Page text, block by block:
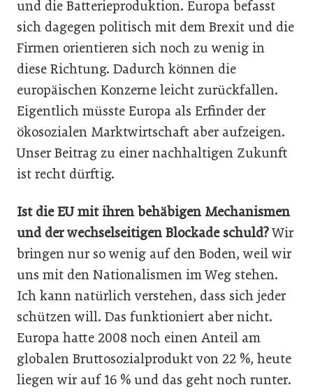
und die Batterieproduktion. Europa befasst
sich dagegen politisch mit dem Brexit und die
Firmen orientieren sich noch zu wenig in
diese Richtung. Dadurch können die
europäischen Konzerne leicht zurückfallen.
Eigentlich müsste Europa als Erfinder der
ökosozialen Marktwirtschaft aber aufzeigen.
Unser Beitrag zu einer nachhaltigen Zukunft
ist recht dürftig.
Ist die EU mit ihren behäbigen Mechanismen
und der wechselseitigen Blockade schuld?Wir
bringen nur so wenig auf den Boden, weil wir
uns mit den Nationalismen im Weg stehen.
Ich kann natürlich verstehen, dass sich jeder
schützen will. Das funktioniert aber nicht.
Europa hatte 2008 noch einen Anteil am
globalen Bruttosozialprodukt von 22 %, heute
liegen wir auf 16 % und das geht noch runter.